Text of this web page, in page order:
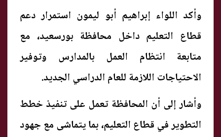
وأكد اللواء إبراهيم أبو ليمون استمرار دعم
قطاع التعليم داخل محافظة بورسعيد، مع
متابعة انتظام العمل بالمدارس وتوفير
الاحتياجات اللازمة للعام الدراسي الجديد.
وأشار إلى أن المحافظة تعمل على تنفيذ خطط
التطوير في قطاع التعليم، بما يتماشى مع جهود